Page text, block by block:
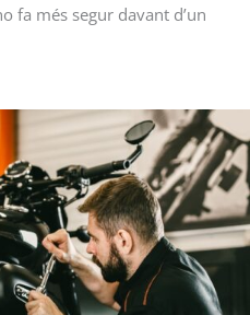
fa més segur davant d’un